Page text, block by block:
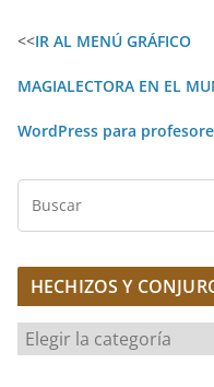
n
a
i
:
<<IR AL MENÚ GRÁFICO
MAGIALECTORA EN EL
WordPress para
c
r
HECHIZOS Y
H
E